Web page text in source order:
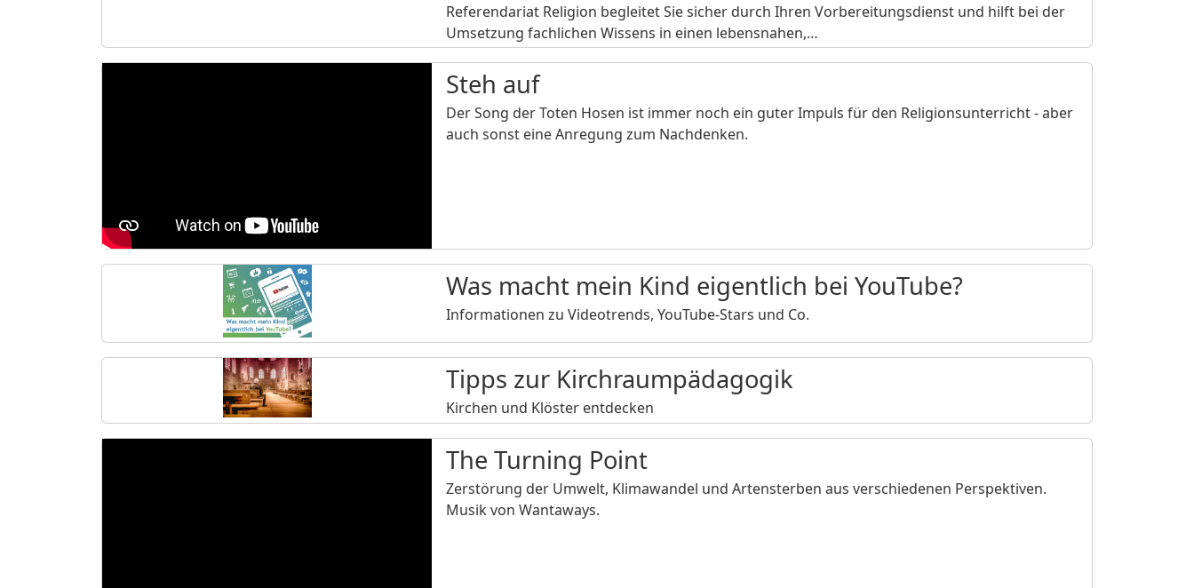
Referendariat Religion begleitet Sie sicher durch Ihren Vorbereitungsdienst und hilft bei der
Umsetzung fachlichen Wissens in einen lebensnahen,…
Steh auf
Der Song der Toten Hosen ist immer noch ein guter Impuls für den Religionsunterricht - aber
auch sonst eine Anregung zum Nachdenken.
Was macht mein Kind eigentlich bei YouTube?
Informationen zu Videotrends, YouTube-Stars und Co.
Tipps zur Kirchraumpädagogik
Kirchen und Klöster entdecken
The Turning Point
Zerstörung der Umwelt, Klimawandel und Artensterben aus verschiedenen Perspektiven.
Musik von Wantaways.